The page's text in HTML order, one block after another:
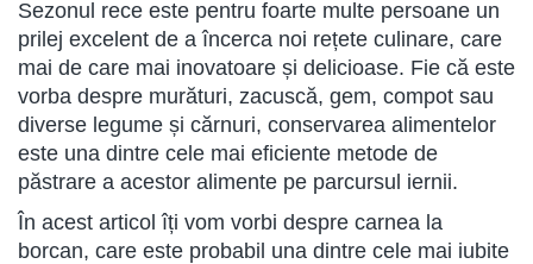
Sezonul rece este pentru foarte multe persoane un
prilej excelent de a încerca noi rețete culinare, care
mai de care mai inovatoare și delicioase. Fie că este
vorba despre murături, zacuscă, gem, compot sau
diverse legume și cărnuri, conservarea alimentelor
este una dintre cele mai eficiente metode de
păstrare a acestor alimente pe parcursul iernii.
În acest articol îți vom vorbi despre carnea la
borcan, care este probabil una dintre cele mai iubite